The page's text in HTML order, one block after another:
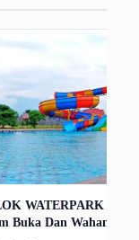
WATERPARK
Buka Dan Wahana